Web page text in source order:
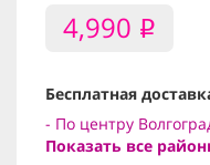
4,990 i
Бесплатная
- По центру
Показать все